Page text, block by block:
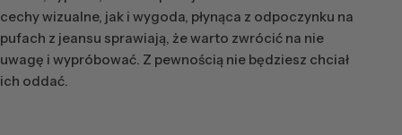
cechy wizualne, jak i wygoda, płynąca z odpoczynku na
pufach z jeansu sprawiają, że warto zwrócić na nie
uwagę i wypróbować. Z pewnością nie będziesz chciał
ich oddać.